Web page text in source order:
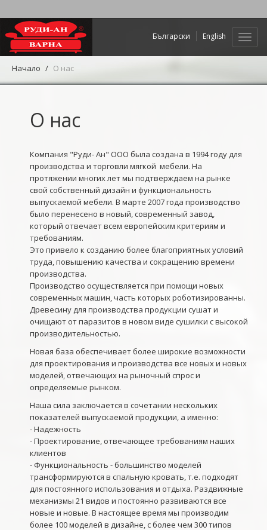
Български English
Начало О нас
О нас
Компания "Руди- Ан" ООО была создана в 1994 году для
производства и торговли мягкой мебели. На
протяжении многих лет мы подтверждаем на рынке
свой собственный дизайн и функциональность
выпускаемой мебели. В марте 2007 года производство
было перенесено в новый, современный завод,
который отвечает всем европейским критериям и
требованиям.
Это привело к созданию более благоприятных условий
труда, повышению качества и сокращению времени
производства.
Производство осуществляется при помощи новых
современных машин, часть которых роботизированны.
Древесину для производства продукции сушат и
очищают от паразитов в новом виде сушилки с высокой
производительностью.
Новая база обеспечивает более широкие возможности
для проектирования и производства все новых и новых
моделей, отвечающих на рыночный спрос и
определяемые рынком.
Наша сила заключается в сочетании нескольких
показателей выпускаемой продукции, а именно:
- Надежность
- Проектирование, отвечающее требованиям наших
клиентов
- Функциональность - большинство моделей
трансформируются в спальную кровать, т.е. подходят
для постоянного использования и отдыха. Раздвижные
механизмы 21 видов и постоянно развиваются все
новые и новые. В настоящее время мы производим
более 100 моделей в дизайне, с более чем 300 типов